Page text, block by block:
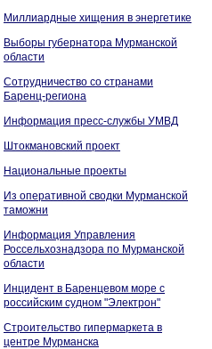
Миллиардные хищения в энергетике
Выборы губернатора Мурманской
области
Сотрудничество со странами
Баренц-региона
Информация пресс-службы УМВД
Штокмановский проект
Национальные проекты
Из оперативной сводки Мурманской
таможни
Информация Управления
Россельхознадзора по Мурманской
области
Инцидент в Баренцевом море с
российским судном "Электрон"
Строительство гипермаркета в
центре Мурманска